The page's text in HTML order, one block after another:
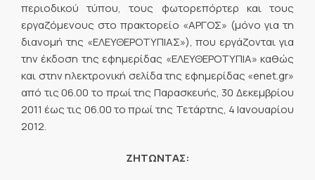
περιοδικού τύπου, τους φωτορεπόρτερ και τους
εργαζόμενους στο πρακτορείο «ΑΡΓΟΣ» (μόνο για τη
διανομή της «ΕΛΕΥΘΕΡΟΤΥΠΙΑΣ»), που εργάζονται για
την έκδοση της εφημερίδας «ΕΛΕΥΘΕΡΟΤΥΠΙΑ» καθώς
και στην ηλεκτρονική σελίδα της εφημερίδας «enet.gr»
από τις 06.00 το πρωί της Παρασκευής, 30 Δεκεμβρίου
2011 έως τις 06.00 το πρωί της Τετάρτης, 4 Ιανουαρίου
2012.
ΖΗΤΩΝΤΑΣ: